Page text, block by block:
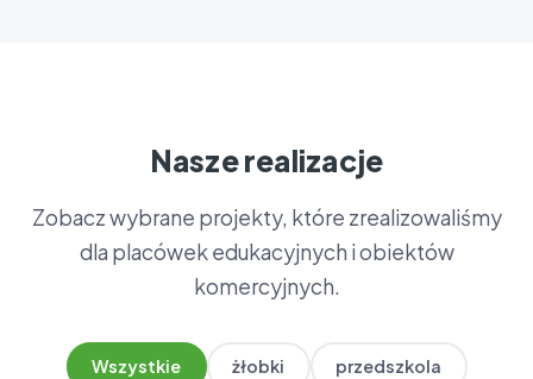
Nasze realizacje
Zobacz wybrane projekty, które zrealizowaliśmy
dla placówek edukacyjnych i obiektów
komercyjnych.
Wszystkie żłobki przedszkola